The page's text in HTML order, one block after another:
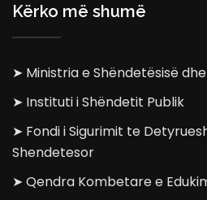
Kërko më shumë
➤ Ministria e Shëndetësisë
➤ Instituti i Shëndetit Publik
➤ Fondi i Sigurimit te
Shendetesor
➤ Qendra Kombetare e